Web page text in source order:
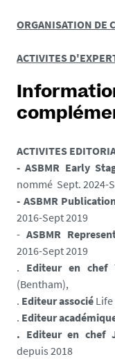
ORGANISATION DE
ACTIVITES
ACTIVITES
- ASBMR Early
nommé Sept. 2024-
- ASBMR
2016-Sept 2019
- ASBMR
2016-Sept 2019
. Editeur en chef
(Bentham),
. Editeur associé Life
. Editeur
. Editeur en chef
depuis 2018